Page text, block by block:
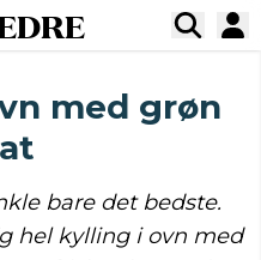
med grøn
bare det bedste.
hel kylling i ovn med